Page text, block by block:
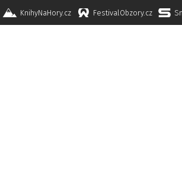
KnihyNaHory.cz FestivalObzory.cz